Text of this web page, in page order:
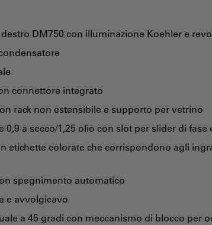
DM750 con illuminazione Koehler e
connettore integrato
rack non estensibile e supporto per vetrino
0,9 a secco/1,25 olio con slot per slider di fase
etichette colorate che corrispondono agli
spegnimento automatico
e avvolgicavo
a 45 gradi con meccanismo di blocco per